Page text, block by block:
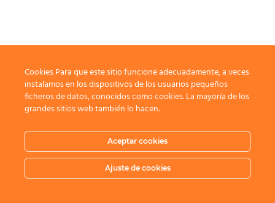
Cookies Para que este sitio funcione adecuadamente, a veces
instalamos en los dispositivos de los usuarios pequeños
ficheros de datos, conocidos como cookies. La mayoría de los
grandes sitios web también lo hacen.
Aceptar cookies
Ajuste de cookies